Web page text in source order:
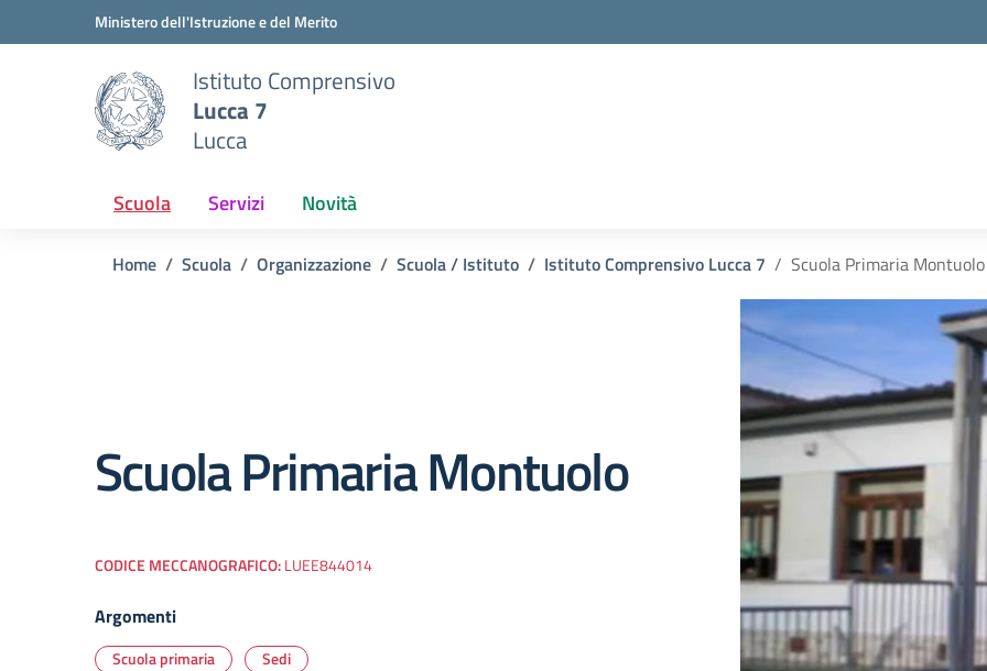
Vai ai contenuti
Vai al menu di navigazioneMinistero dell'Istruzione e del Merito
Istituto Comprensivo
Lucca 7
Lucca
Scuola Servizi Novità
Home Scuola Organizzazione Scuola / Istituto Istituto Comprensivo Lucca 7 Scuola Primaria Montuolo
Scuola Primaria Montuolo
CODICE MECCANOGRAFICO:LUEE844014
Argomenti
Scuola primaria Sedi